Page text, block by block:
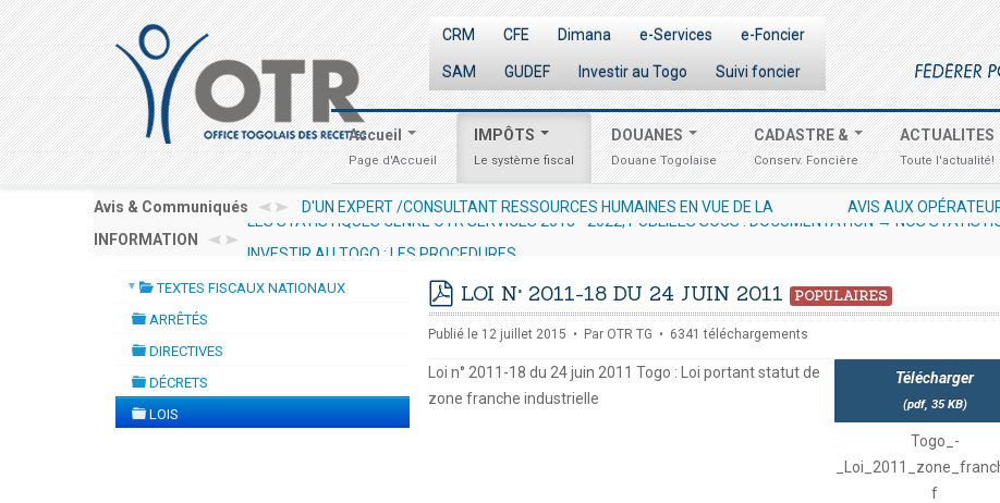
CRM CFE Dimana e-Services e-Foncier
SAM GUDEF Investir au Togo Suivi foncier
Accueil
Page d'Accueil
IMPÔTS
Le système fiscal
DOUANES
Douane Togolaise
CADASTRE &
Conserv. Foncière
ACTUALITES
Toute l'actualité!
Avis & Communiqués
RESSOURCES HUMAINES EN VUE DE LA AVIS AUX OPÉRATEURS ÉCONOMIQUES N° 012/2026/OTR/CG/CDDI RELATIF À
INFORMATION
LES STATISTIQUES GENRE OTR SERVICES 2018 - 2022, PUBLIEES SOUS : DOCUMENTATION → NOS
▼ TEXTES FISCAUX NATIONAUX
ARRÊTÉS
DIRECTIVES
folder
DÉCRETS
folder
LOIS
pdf
LOI N° 2011-18 DU 24 JUIN 2011 POPULAIRES
Publié le 12 juillet 2015 Par OTR TG 6341 téléchargements
Télécharger
(pdf, 35 KB)
Togo_-
f
Loi n° 2011-18 du 24 juin 2011 Togo : Loi portant statut de
zone franche industrielle